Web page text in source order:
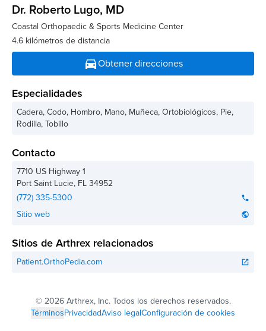
Dr. Roberto Lugo, MD
Coastal Orthopaedic & Sports Medicine Center
4.6 kilómetros de distancia
directions_carObtener direcciones
Especialidades
Cadera, Codo, Hombro, Mano, Muñeca, Ortobiológicos, Pie,
Rodilla, Tobillo
Contacto
7710 US Highway 1
Port Saint Lucie, FL34952
(772) 335-5300
phone
Sitio web public
Sitios de Arthrex relacionados
Patient.OrthoPedia.com open_in_new
© 2026 Arthrex, Inc. Todos los derechos reservados.
TérminosPrivacidadAviso legalConfiguración de cookies